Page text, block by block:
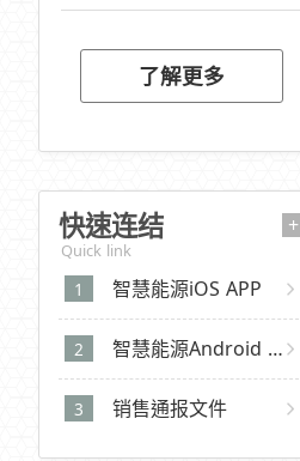
了解更多
快速连结 +
Quick link
智慧能源iOS APP
智慧能源Android APP
销售通报文件